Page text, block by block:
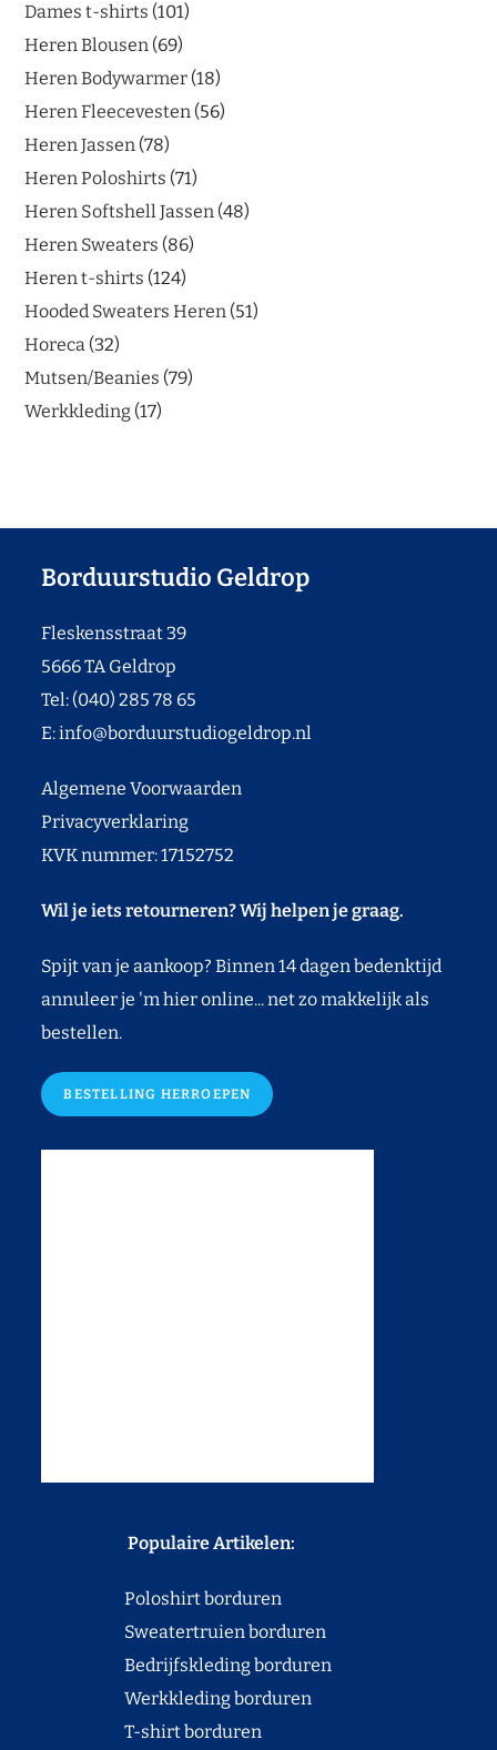
Dames t-shirts 101
Heren Blousen 69
Heren Bodywarmer 18
Heren Fleecevesten 56
Heren Jassen 78
Heren Poloshirts 71
Heren Softshell Jassen 48
Heren Sweaters 86
Heren t-shirts 124
Hooded Sweaters Heren 51
Horeca 32
Mutsen/Beanies 79
Werkkleding 17
Borduurstudio Geldrop
Fleskensstraat 39
5666 TA Geldrop
Tel: (040) 285 78 65
E:info@borduurstudiogeldrop.nl
Algemene Voorwaarden
Privacyverklaring
KVK nummer: 17152752
Wil je iets retourneren? Wij helpen je graag.
Spijt van je aankoop? Binnen 14 dagen bedenktijd
annuleer je 'm hier online... net zo makkelijk als
bestellen.
BESTELLING HERROEPEN
Populaire Artikelen:
Poloshirt borduren
Sweatertruien borduren
Bedrijfskleding borduren
Werkkleding borduren
T-shirt borduren